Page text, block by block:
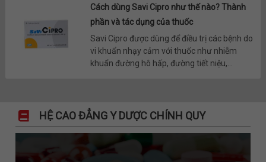
Cách dùng Savi Cipro như thế nào? Thành
phần và tác dụng của thuốc
Savi Cipro được dùng để điều trị các bệnh do
vi khuẩn nhạy cảm với thuốc như nhiễm
khuẩn đường hô hấp, đường tiết niệu,...
HỆ CAO ĐẲNG Y DƯỢC CHÍNH QUY